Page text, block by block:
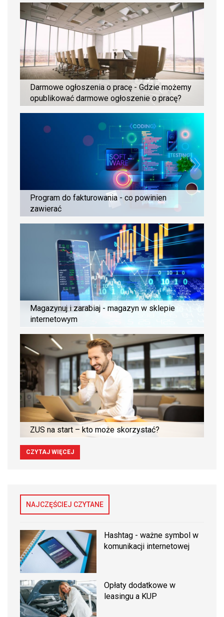
Darmowe ogłoszenia o pracę - Gdzie możemy
opublikować darmowe ogłoszenie o pracę?
Program do fakturowania - co powinien
zawierać
Magazynuj i zarabiaj - magazyn w sklepie
internetowym
ZUS na start – kto może skorzystać?
CZYTAJ WIĘCEJ
NAJCZĘŚCIEJ CZYTANE
Hashtag - ważne symbol w
komunikacji internetowej
Opłaty dodatkowe w
leasingu a KUP